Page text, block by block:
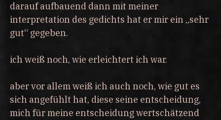
darauf aufbauend dann mit meiner
interpretation des gedichts hat er mir ein „sehr
gut“ gegeben.
ich weiß noch, wie erleichtert ich war.
aber vor allem weiß ich auch noch, wie gut es
sich angefühlt hat, diese seine entscheidung,
mich für meine entscheidung wertschätzend